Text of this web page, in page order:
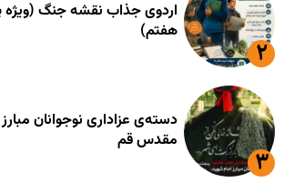
اردوی جذاب نقشه جنگ (ویژه
هفتم)
دسته‌ی عزاداری نوجوانان
مقدس قم